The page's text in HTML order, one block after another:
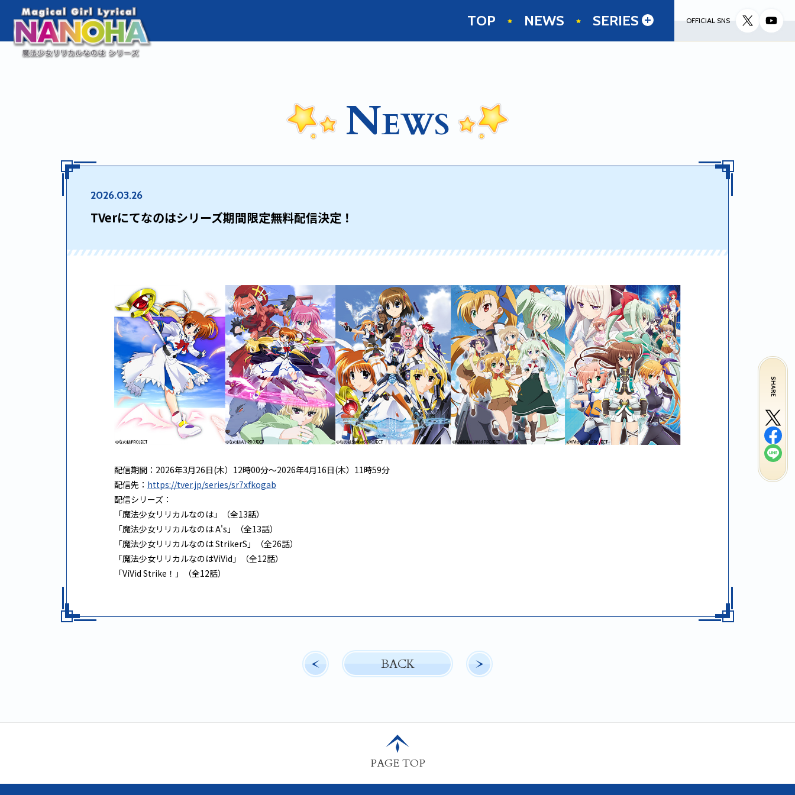
TOP NEWS SERIES OFFICIAL SNS
NEWS
2026.03.26
TVerにてなのはシリーズ期間限定無料配信決定！
配信期間：2026年3月26日(木）12時00分～2026年4月16日(木）11時59分
配信先： https://tver.jp/series/sr7xfkogab
配信シリーズ：
「魔法少女リリカルなのは」（全13話）
「魔法少女リリカルなのは A's」（全13話）
「魔法少女リリカルなのは StrikerS」（全26話）
「魔法少女リリカルなのはViVid」（全12話）
「ViVid Strike！」（全12話）
BACK
PAGE TOP
SHARE